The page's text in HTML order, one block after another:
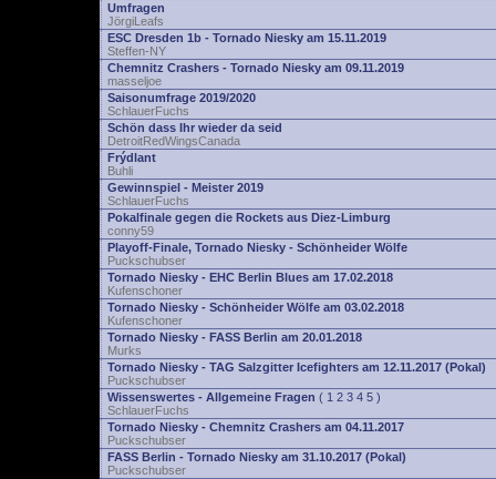
Umfragen
JörgiLeafs
ESC Dresden 1b - Tornado Niesky am 15.11.2019
Steffen-NY
Chemnitz Crashers - Tornado Niesky am 09.11.2019
masseljoe
Saisonumfrage 2019/2020
SchlauerFuchs
Schön dass Ihr wieder da seid
DetroitRedWingsCanada
Frýdlant
Buhli
Gewinnspiel - Meister 2019
SchlauerFuchs
Pokalfinale gegen die Rockets aus Diez-Limburg
conny59
Playoff-Finale, Tornado Niesky - Schönheider Wölfe
Puckschubser
Tornado Niesky - EHC Berlin Blues am 17.02.2018
Kufenschoner
Tornado Niesky - Schönheider Wölfe am 03.02.2018
Kufenschoner
Tornado Niesky - FASS Berlin am 20.01.2018
Murks
Tornado Niesky - TAG Salzgitter Icefighters am 12.11.2017 (Pokal)
Puckschubser
Wissenswertes - Allgemeine Fragen ( 1 2 3 4 5 )
SchlauerFuchs
Tornado Niesky - Chemnitz Crashers am 04.11.2017
Puckschubser
FASS Berlin - Tornado Niesky am 31.10.2017 (Pokal)
Puckschubser